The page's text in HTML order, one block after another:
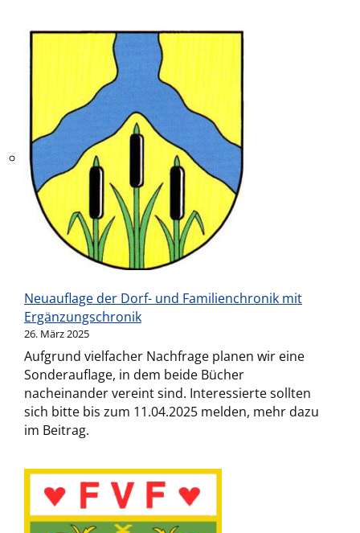
Neuauflage der Dorf- und Familienchronik mit
Ergänzungschronik
26. März 2025
Aufgrund vielfacher Nachfrage planen wir eine
Sonderauflage, in dem beide Bücher
nacheinander vereint sind. Interessierte sollten
sich bitte bis zum 11.04.2025 melden, mehr dazu
im Beitrag.